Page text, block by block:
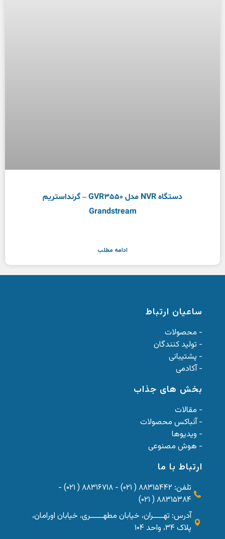
دستگاه NVR مدل GVR3550 – گرنداستریم
Grandstream
ادامه مطلب
ساعیان ارتباط
- محصولات
- تولید کنندگان
- پشتیبانی
- آکادمی
بخش های جذاب
- مقالات
- آنباکس محصولات
- ویدیوها
- هوش مصنوعی
ارتباط با ما
تلفن: ۸۸۳۱۵۴۴۲ ( ۰۲۱) - ۸۸۳۱۶۷۱۸ ( ۰۲۱) -
۸۸۳۱۵۳۸۴ ( ۰۲۱)
آدرس: تهــــران، خیابان مطهـــــری، خیابان اورامان،
پلاک ۳۴، واحد ۱۰۴